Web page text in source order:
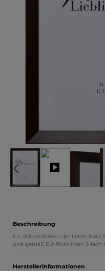
Beschreibung
Ein Bilderrahmen der Leiste Nora
und gemäß EU-Richtlinien 5-fach
Herstellerinformationen